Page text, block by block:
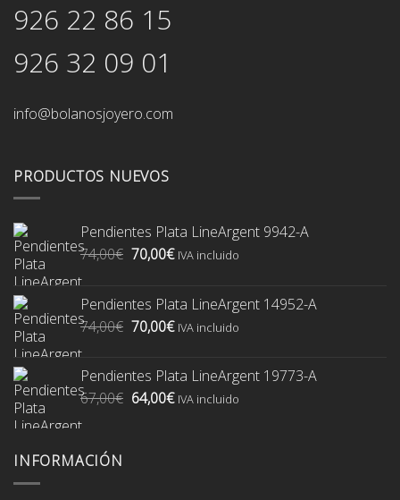
926 22 86 15
926 32 09 01
info@bolanosjoyero.com
PRODUCTOS NUEVOS
Pendientes Plata LineArgent 9942-A
74,00€ El
era:
74,00€.
70,00€El
es:
70,00€.
IVA incluido
Pendientes Plata LineArgent 14952-A
74,00€ El
era:
74,00€.
70,00€El
es:
70,00€.
IVA incluido
Pendientes Plata LineArgent 19773-A
67,00€ El
64,00€ElIVA incluido
INFORMACIÓN